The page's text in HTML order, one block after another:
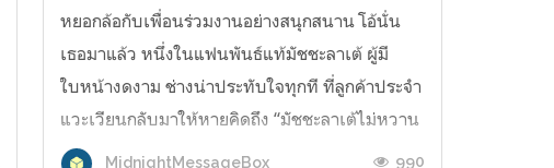
หยอกล้อกับเพื่อนร่วมงานอย่างสนุกสนาน โอ้นั่น
เธอมาแล้ว หนึ่งในแฟนพันธ์แท้มัชชะลาเต้ ผู้มี
ใบหน้างดงาม ช่างน่าประทับใจทุกที ที่ลูกค้าประจำ
แวะเวียนกลับมาให้หายคิดถึง “มัชชะลาเต้ไม่หวาน
สินะครับ” บ่ายวันนั้นเป็นไปอย่างเรียบง่าย เครื่อง
MidnightMessageBox 990